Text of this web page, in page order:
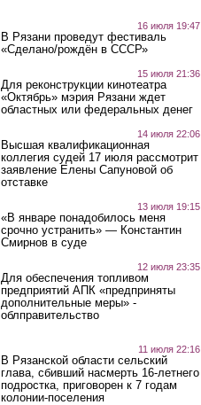
16 июля 19:47
В Рязани проведут фестиваль
«Сделано/рождён в СССР»
15 июля 21:36
Для реконструкции кинотеатра
«Октябрь» мэрия Рязани ждет
областных или федеральных денег
14 июля 22:06
Высшая квалификационная
коллегия судей 17 июля рассмотрит
заявление Елены Сапуновой об
отставке
13 июля 19:15
«В январе понадобилось меня
срочно устранить» — Константин
Смирнов в суде
12 июля 23:35
Для обеспечения топливом
предприятий АПК «предприняты
дополнительные меры» -
облправительство
11 июля 22:16
В Рязанской области сельский
глава, сбивший насмерть 16-летнего
подростка, приговорен к 7 годам
колонии-поселения